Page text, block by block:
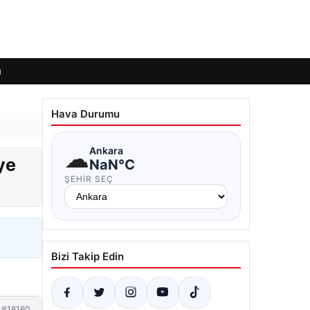
Hava Durumu
☁Ankara
NaN°C
ŞEHIR SEÇ
Bizi Takip Edin